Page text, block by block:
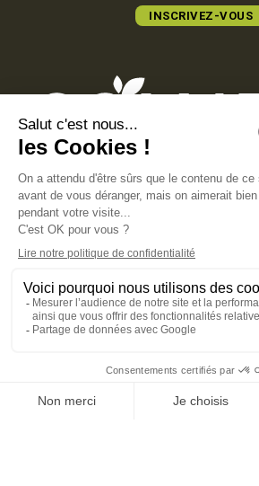
INSCRIVEZ-VOUS
COMATEC
Boulevard François-Xavier
11000 Carcassonne,
POLITIQUE DE
POLITIQUE EN MATIÈRE DE